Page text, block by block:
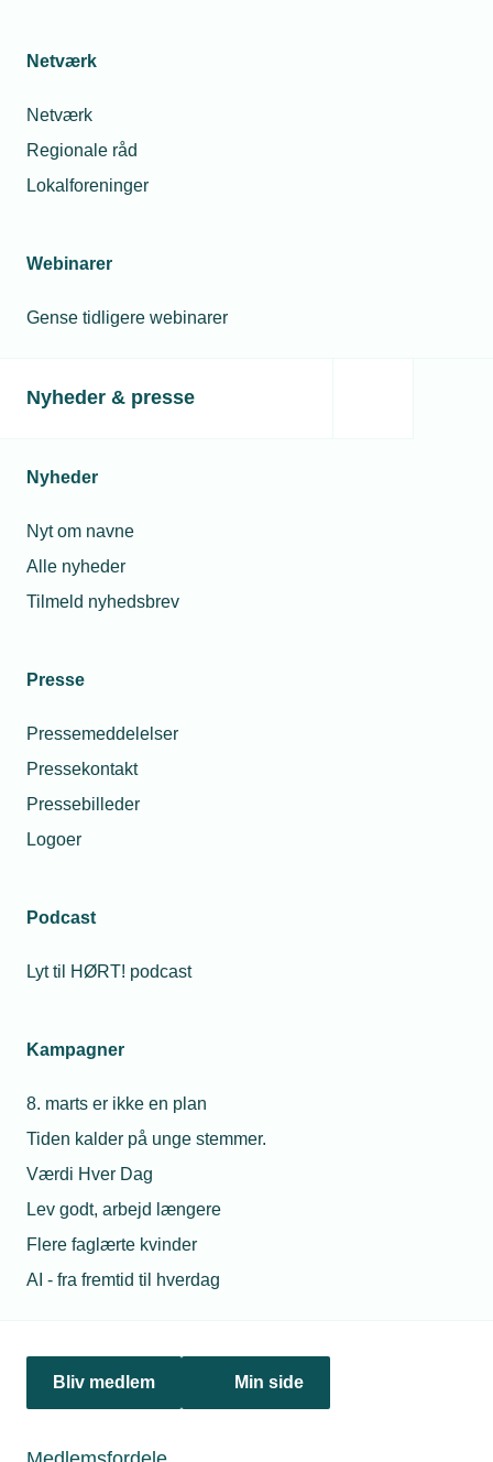
Netværk
Netværk
Regionale råd
Lokalforeninger
Webinarer
Gense tidligere webinarer
Nyheder & presse
Nyheder
Nyt om navne
Alle nyheder
Tilmeld nyhedsbrev
Presse
Pressemeddelelser
Pressekontakt
Pressebilleder
Logoer
Podcast
Lyt til HØRT! podcast
Kampagner
8. marts er ikke en plan
Tiden kalder på unge stemmer.
Værdi Hver Dag
Lev godt, arbejd længere
Flere faglærte kvinder
AI - fra fremtid til hverdag
Bliv medlem Min side
Politik & analyse
jura@tekniq.dk
tekniq@tekniq.dk